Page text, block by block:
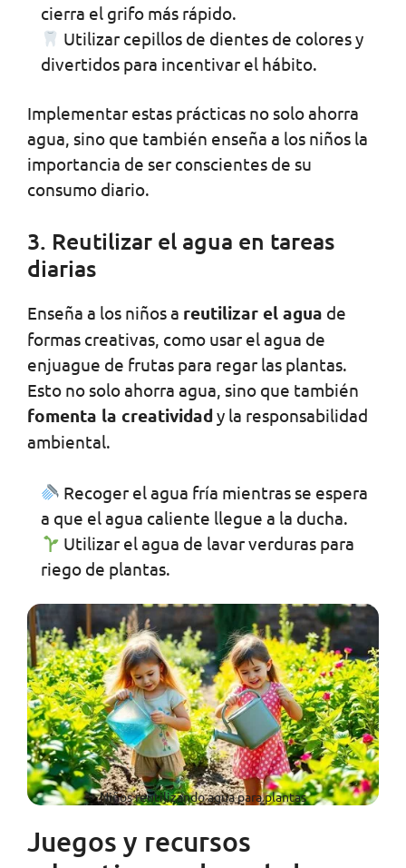
cierra el grifo más rápido.
Utilizar cepillos de dientes de colores y
divertidos para incentivar el hábito.
Implementar estas prácticas no solo ahorra
agua, sino que también enseña a los niños la
importancia de ser conscientes de su
consumo diario.
3. Reutilizar el agua en tareas
diarias
Enseña a los niños a reutilizar el agua de
formas creativas, como usar el agua de
enjuague de frutas para regar las plantas.
Esto no solo ahorra agua, sino que también
fomenta la creatividady la responsabilidad
ambiental.
Recoger el agua fría mientras se espera
a que el agua caliente llegue a la ducha.
Utilizar el agua de lavar verduras para
riego de plantas.
Niños reutilizando agua para plantas
Juegos y recursos